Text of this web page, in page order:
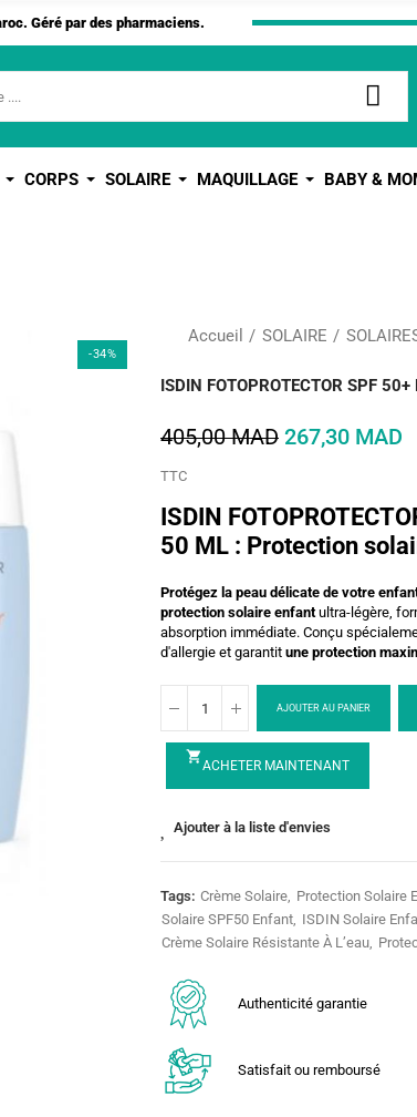
Géré par des pharmaciens.
CORPS SOLAIRE MAQUILLAGE BABY &
-34%
Accueil SOLAIRE
ISDIN FOTOPROTECTOR SPF
405,00 MAD 267,30 MAD
TTC
ISDIN
50 ML : Protection
Protégez la peau délicate de votre
protection solaire enfantultra-légère,
absorption immédiate. Conçu
d'allergie et garantit une protection
AJOUTER AU PANIER
shopping_cart
ACHETER MAINTENANT
Ajouter à la liste d'envies
Tags: Crème Solaire Protection Solaire
Solaire SPF50 Enfant ISDIN Solaire
Crème Solaire Résistante À L’eau
Authenticité garantie
Satisfait ou remboursé